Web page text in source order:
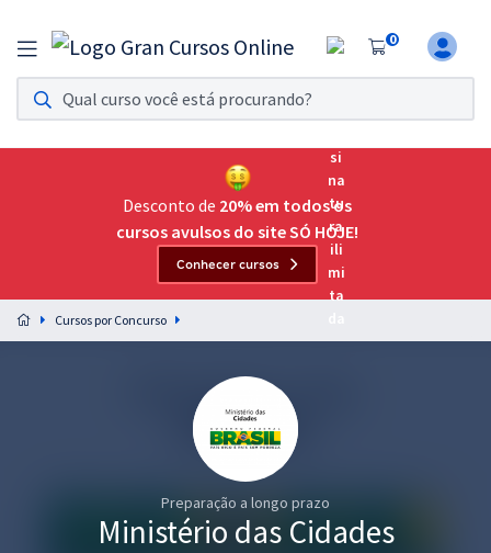
0
Assinatura Ilimitada 11
Acesso a todos os cursos. Teste grátis por 7 dias!
Assinatura OAB Até Passar
Acesso ilimitado a toda preparação para o Exame da
Preparação completa e intensiva para as principais
residências em saúde do Brasil
Desconto de 20% em todos os
cursos avulsos do site SÓ HOJE!
Conhecer cursos
Cursos por Concurso
Preparação a longo prazo
Ministério das Cidades